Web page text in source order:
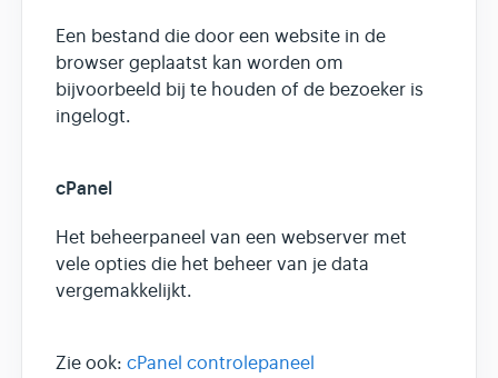
Een bestand die door een website in de
browser geplaatst kan worden om
bijvoorbeeld bij te houden of de bezoeker is
ingelogt.
cPanel
Het beheerpaneel van een webserver met
vele opties die het beheer van je data
vergemakkelijkt.
Zie ook: cPanel controlepaneel